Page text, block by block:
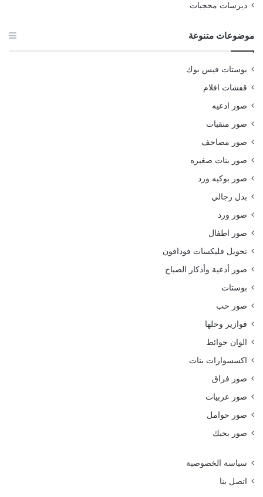
ديرسات محجبات
موضوعات متنوعة
بوستات فيس بوك
قفشات افلام
صور ادعيه
صور منقبات
صور مصاحف
صور بنات صغيره
صور بوكيه ورد
بدل رجالي
صور ورد
صور اطفال
تحويل فليكسات فودافون
صور أدعية وأذكار الصباح
بوستات
صور حب
فوازير وحلها
الوان حوائط
اكسسوارات بنات
صور فراق
صور عربيات
صور حوامل
صور بحبك
سياسة الخصوصية
اتصل بنا